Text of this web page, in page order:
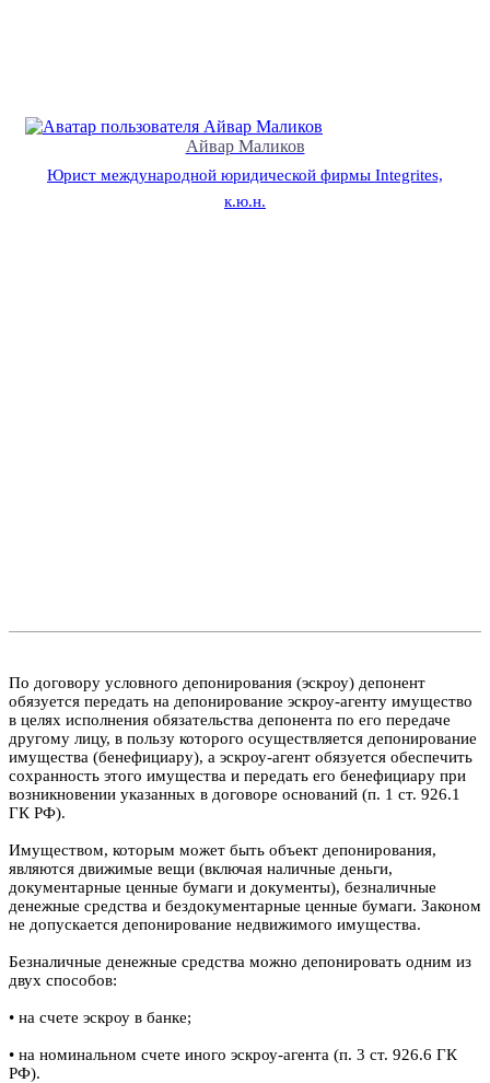
Айвар Маликов
Юрист международной юридической фирмы Integrites,
к.ю.н.
По договору условного депонирования (эскроу) депонент
обязуется передать на депонирование эскроу-агенту имущество
в целях исполнения обязательства депонента по его передаче
другому лицу, в пользу которого осуществляется депонирование
имущества (бенефициару), а эскроу-агент обязуется обеспечить
сохранность этого имущества и передать его бенефициару при
возникновении указанных в договоре оснований (п. 1 ст. 926.1
ГК РФ).
Имуществом, которым может быть объект депонирования,
являются движимые вещи (включая наличные деньги,
документарные ценные бумаги и документы), безналичные
денежные средства и бездокументарные ценные бумаги. Законом
не допускается депонирование недвижимого имущества.
Безналичные денежные средства можно депонировать одним из
двух способов:
• на счете эскроу в банке;
• на номинальном счете иного эскроу-агента (п. 3 ст. 926.6 ГК
РФ).